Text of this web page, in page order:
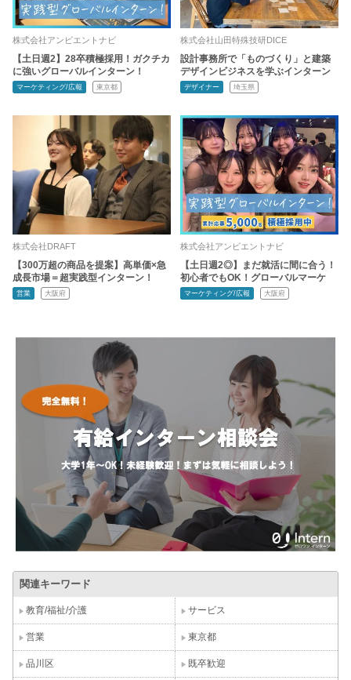
株式会社アンビエントナビ
【土日週2】28卒積極採用！ガクチカ
に強いグローバルインターン！
マーケティング/広報 東京都
株式会社山田特殊技研DICE
設計事務所で「ものづくり」と建築
デザインビジネスを学ぶインターン
デザイナー 埼玉県
株式会社DRAFT
【300万超の商品を提案】高単価×急
成長市場＝超実践型インターン！
営業 大阪府
株式会社アンビエントナビ
【土日週2◎】まだ就活に間に合う！
初心者でもOK！グローバルマーケ
マーケティング/広報 大阪府
関連キーワード
教育/福祉/介護 サービス
営業 東京都
品川区 既卒歓迎